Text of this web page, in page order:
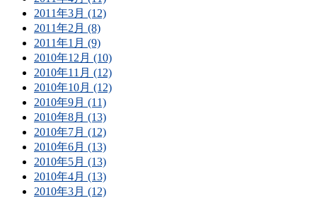
2011年3月 (12)
2011年2月 (8)
2011年1月 (9)
2010年12月 (10)
2010年11月 (12)
2010年10月 (12)
2010年9月 (11)
2010年8月 (13)
2010年7月 (12)
2010年6月 (13)
2010年5月 (13)
2010年4月 (13)
2010年3月 (12)